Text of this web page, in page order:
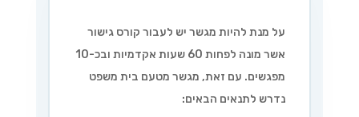
על מנת להיות מגשר יש לעבור קורס גישור
אשר מונה לפחות 60 שעות אקדמיות ובכ-10
מפגשים. עם זאת, מגשר מטעם בית משפט
נדרש לתנאים הבאים: